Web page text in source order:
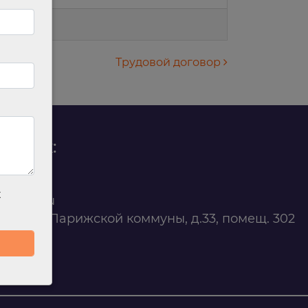
Трудовой договор
ул. Парижской коммуны, д.33, помещ. 302